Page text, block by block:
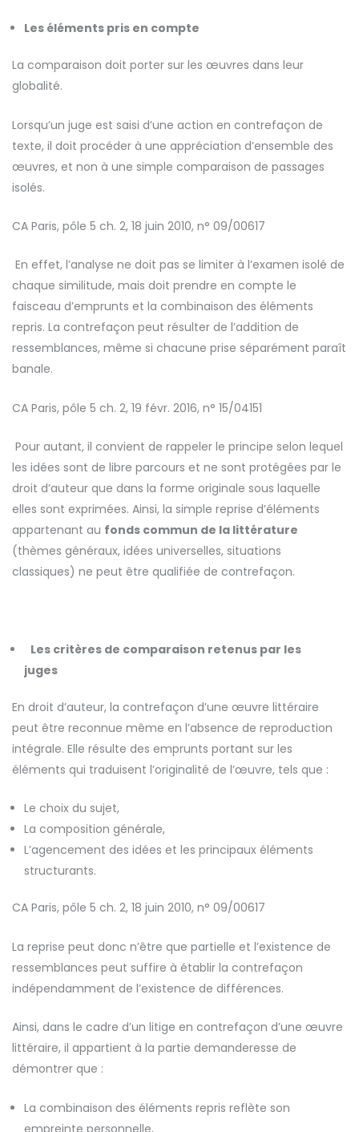
Les éléments pris en compte
La comparaison doit porter sur les œuvres dans leur
globalité.
Lorsqu’un juge est saisi d’une action en contrefaçon de
texte, il doit procéder à une appréciation d’ensemble des
œuvres, et non à une simple comparaison de passages
isolés.
CA Paris, pôle 5 ch. 2, 18 juin 2010, n° 09/00617
En effet, l’analyse ne doit pas se limiter à l’examen isolé de
chaque similitude, mais doit prendre en compte le
faisceau d’emprunts et la combinaison des éléments
repris. La contrefaçon peut résulter de l’addition de
ressemblances, même si chacune prise séparément paraît
banale.
CA Paris, pôle 5 ch. 2, 19 févr. 2016, n° 15/04151
Pour autant, il convient de rappeler le principe selon lequel
les idées sont de libre parcours et ne sont protégées par le
droit d’auteur que dans la forme originale sous laquelle
elles sont exprimées. Ainsi, la simple reprise d’éléments
appartenant au fonds commun de la littérature
(thèmes généraux, idées universelles, situations
classiques) ne peut être qualifiée de contrefaçon.
Les critères de comparaison retenus par les
juges
En droit d’auteur, la contrefaçon d’une œuvre littéraire
peut être reconnue même en l’absence de reproduction
intégrale. Elle résulte des emprunts portant sur les
éléments qui traduisent l’originalité de l’œuvre, tels que :
Le choix du sujet,
La composition générale,
L’agencement des idées et les principaux éléments
structurants.
CA Paris, pôle 5 ch. 2, 18 juin 2010, n° 09/00617
La reprise peut donc n’être que partielle et l’existence de
ressemblances peut suffire à établir la contrefaçon
indépendamment de l’existence de différences.
Ainsi, dans le cadre d’un litige en contrefaçon d’une œuvre
littéraire, il appartient à la partie demanderesse de
démontrer que :
La combinaison des éléments repris reflète son
empreinte personnelle,